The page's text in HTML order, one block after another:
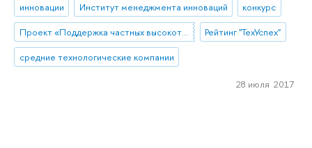
инновации
Институт менеджмента инноваций
конкурс
Проект «Поддержка частных высокотехнологических компаний-лидеров»
Рейтинг "ТехУспех"
средние технологические компании
28 июля 2017